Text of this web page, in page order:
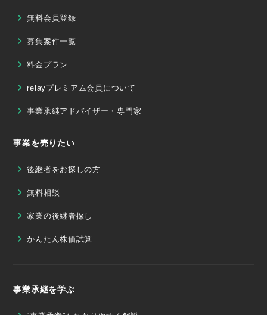
無料会員登録
募集案件一覧
料金プラン
relayプレミアム会員について
事業承継アドバイザー・専門家
事業を売りたい
後継者をお探しの方
無料相談
家業の後継者探し
かんたん株価試算
事業承継を学ぶ